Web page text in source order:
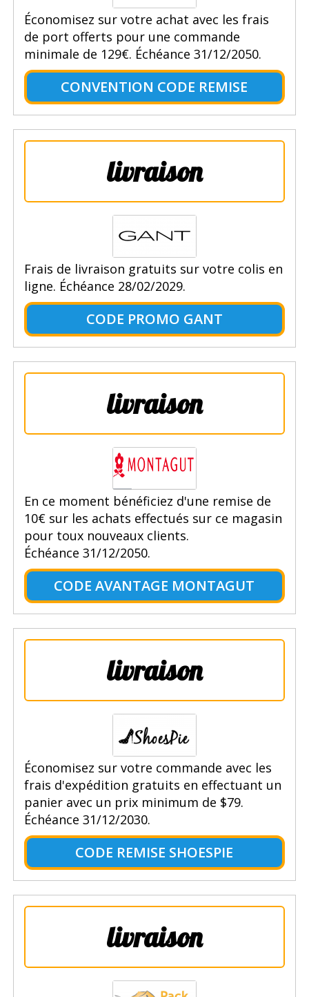
Économisez sur votre achat avec les frais
de port offerts pour une commande
minimale de 129€. Échéance 31/12/2050.
CONVENTION CODE REMISE
livraison
Frais de livraison gratuits sur votre colis en
ligne. Échéance 28/02/2029.
CODE PROMO GANT
livraison
En ce moment bénéficiez d'une remise de
10€ sur les achats effectués sur ce magasin
pour toux nouveaux clients.
Échéance 31/12/2050.
CODE AVANTAGE MONTAGUT
livraison
Économisez sur votre commande avec les
frais d'expédition gratuits en effectuant un
panier avec un prix minimum de $79.
Échéance 31/12/2030.
CODE REMISE SHOESPIE
livraison